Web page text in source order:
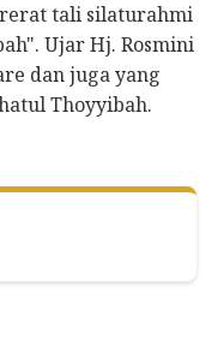
tali silaturahmi
Ujar Hj. Rosmini
dan juga yang
Thoyyibah.